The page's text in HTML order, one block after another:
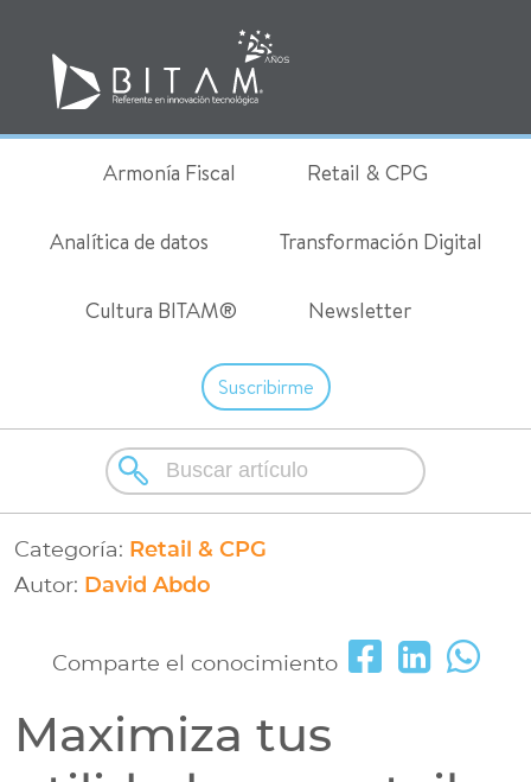
Armonía Fiscal Retail & CPG
Analítica de datos Transformación Digital
Cultura BITAM® Newsletter
Suscribirme
Categoría: Retail & CPG
Autor: David Abdo
Comparte el conocimiento
Maximiza tus